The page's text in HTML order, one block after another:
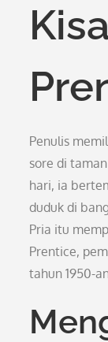
Penulis
sore di
hari, ia
duduk di
Pria itu
Prentice,
tahun 1950-